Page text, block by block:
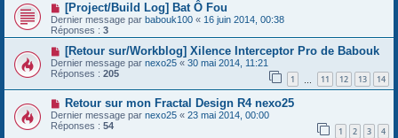
[Project/Build Log] Bat Ô Fou
Dernier message par babouk100 « 16 juin 2014, 00:38
Réponses : 3
[Retour sur/Workblog] Xilence Interceptor Pro de Babouk
Dernier message par nexo25 « 30 mai 2014, 11:21
Réponses : 205 1 11 12 13 14
Retour sur mon Fractal Design R4 nexo25
Dernier message par nexo25 « 23 mai 2014, 00:00
Réponses : 54 1 2 3 4